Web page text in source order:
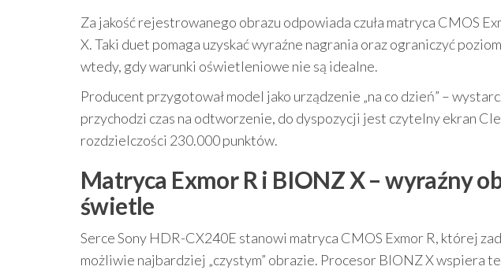
Za jakość rejestrowanego obrazu odpowiada czuła matryca CMOS
X. Taki duet pomaga uzyskać wyraźne nagrania oraz ograniczyć
wtedy, gdy warunki oświetleniowe nie są idealne.
Producent przygotował model jako urządzenie „na co dzień” –
przychodzi czas na odtworzenie, do dyspozycji jest czytelny ekran
rozdzielczości 230.000 punktów.
Matryca Exmor R i BIONZ X – wyraźny
świetle
Serce Sony HDR-CX240E stanowi matryca CMOS Exmor R, której
możliwie najbardziej „czystym” obrazie. Procesor BIONZ X wspiera